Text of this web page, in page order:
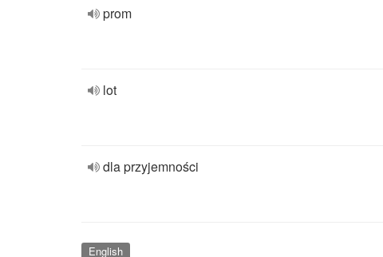
prom
lot
dla przyjemności
English